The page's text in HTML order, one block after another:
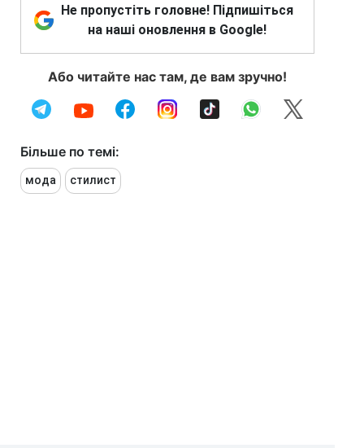
Не пропустіть головне! Підпишіться
на наші оновлення в Google!
Або читайте нас там, де вам зручно!
Більше по темі:
мода стилист